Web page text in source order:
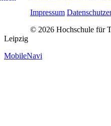
Impressum
© 2026 Hochschule für
Leipzig
MobileNavi